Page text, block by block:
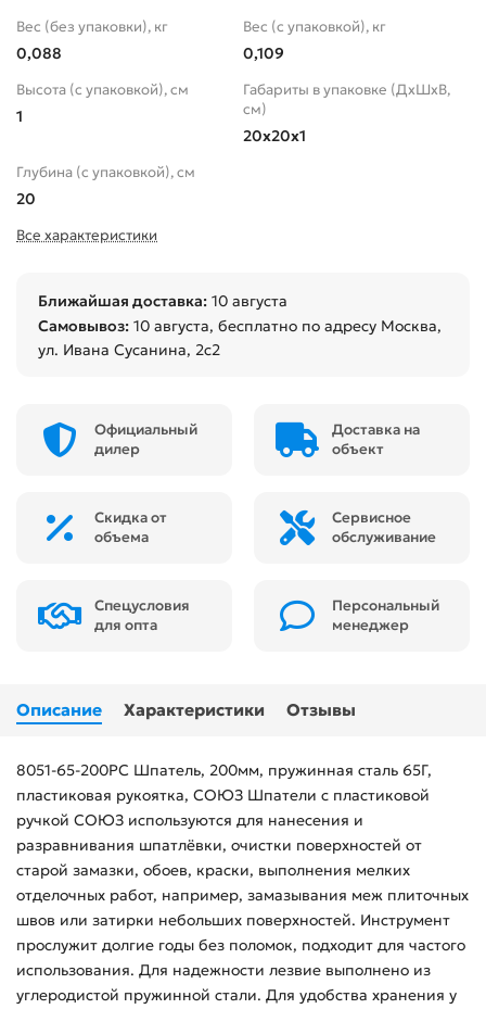
Вес (без упаковки), кг
0,088
Вес (с упаковкой), кг
0,109
Высота (с упаковкой), см
1
Габариты в упаковке (ДхШхВ,
см)
20x20x1
Глубина (с упаковкой), см
20
Все характеристики
Ближайшая доставка: 10 августа
Самовывоз: 10 августа, бесплатно по адресу Москва,
ул. Ивана Сусанина, 2с2
Официальный
дилер
Доставка на
объект
Скидка от
объема
Сервисное
обслуживание
Спецусловия
для опта
Персональный
менеджер
Описание Характеристики Отзывы
8051-65-200PC Шпатель, 200мм, пружинная сталь 65Г,
пластиковая рукоятка, СОЮЗ Шпатели с пластиковой
ручкой СОЮЗ используются для нанесения и
разравнивания шпатлёвки, очистки поверхностей от
старой замазки, обоев, краски, выполнения мелких
отделочных работ, например, замазывания меж плиточных
швов или затирки небольших поверхностей. Инструмент
прослужит долгие годы без поломок, подходит для частого
использования. Для надежности лезвие выполнено из
углеродистой пружинной стали. Для удобства хранения у